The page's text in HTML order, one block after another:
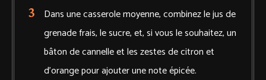
Dans une casserole moyenne, combinez le jus de
grenade frais, le sucre, et, si vous le souhaitez, un
bâton de cannelle et les zestes de citron et
d’orange pour ajouter une note épicée.